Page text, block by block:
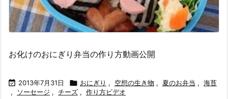
お化けのおにぎり弁当の作り方動画公開
 2013年7月31日  おにぎり , 空想の生き物 , 夏のお弁当 , 海苔
,
ソーセージ , チーズ , 作り方ビデオ